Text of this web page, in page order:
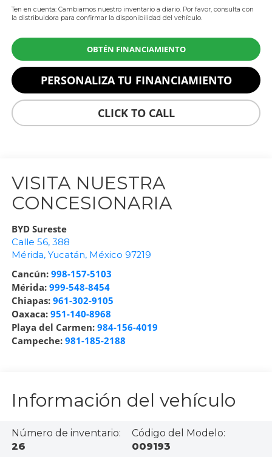
Ten en cuenta: Cambiamos nuestro inventario a diario. Por favor, consulta con
la distribuidora para confirmar la disponibilidad del vehículo.
OBTÉN FINANCIAMIENTO
PERSONALIZA TU FINANCIAMIENTO
CLICK TO CALL
VISITA NUESTRA
CONCESIONARIA
BYD Sureste
Calle 56, 388
Mérida, Yucatán, México 97219
Cancún: 998-157-5103
Mérida: 999-548-8454
Chiapas: 961-302-9105
Oaxaca: 951-140-8968
Playa del Carmen: 984-156-4019
Campeche: 981-185-2188
Información del vehículo
Número de inventario:
26
Código del Modelo:
009193